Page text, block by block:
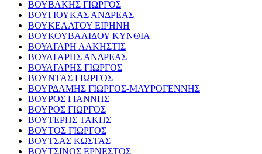
ΒΟΥΒΑΚΗΣ ΓΙΩΡΓΟΣ
ΒΟΥΓΙΟΥΚΑΣ ΑΝΔΡΕΑΣ
ΒΟΥΚΕΛΑΤΟΥ ΕΙΡΗΝΗ
ΒΟΥΚΟΥΒΑΛΙΔΟΥ ΚΥΝΘΙΑ
ΒΟΥΛΓΑΡΗ ΑΛΚΗΣΤΙΣ
ΒΟΥΛΓΑΡΗΣ ΑΝΔΡΕΑΣ
ΒΟΥΛΓΑΡΗΣ ΓΙΩΡΓΟΣ
ΒΟΥΝΤΑΣ ΓΙΩΡΓΟΣ
ΒΟΥΡΔΑΜΗΣ ΓΙΩΡΓΟΣ-ΜΑΥΡΟΓΕΝΝΗΣ
ΒΟΥΡΟΣ ΓΙΑΝΝΗΣ
ΒΟΥΡΟΣ ΓΙΩΡΓΟΣ
ΒΟΥΤΕΡΗΣ ΤΑΚΗΣ
ΒΟΥΤΟΣ ΓΙΩΡΓΟΣ
ΒΟΥΤΣΑΣ ΚΩΣΤΑΣ
ΒΟΥΤΣΙΝΟΣ ΕΡΝΕΣΤΟΣ